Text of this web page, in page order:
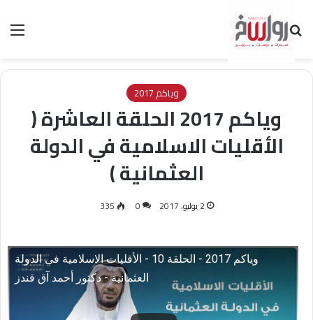
بحث عن
وياكم 2017
وياكم 2017 الحلقة العاشرة (
الأقليات الاسلامية في الدولة
العثمانية )
2 يوليو، 2017 0
335
وياكم 2017 - الحلقة 10 - الأقليات الاسلامية في الدولة
العثمانية - دكتور أحمد آق قندز